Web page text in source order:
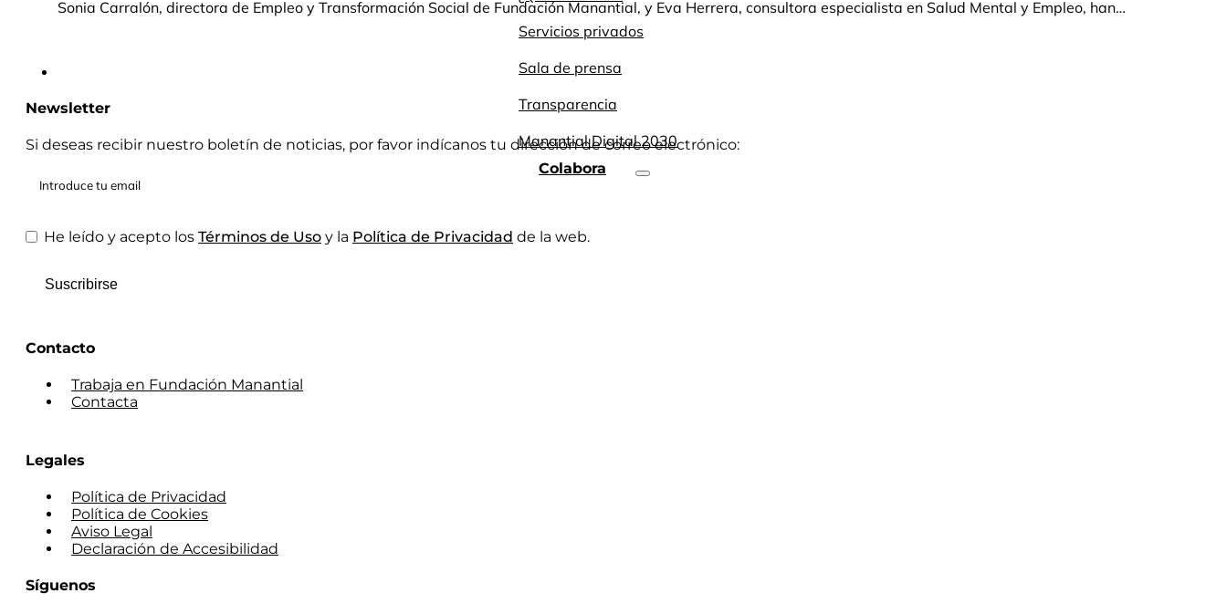
Servicios privados
Sala de prensa
Transparencia
Manantial Digital 2030
Colabora
Sonia Carralón, directora de Empleo y Transformación Social de Fundación Manantial, y Eva Herrera, consultora especialista en Salud Mental y Empleo, han…
Newsletter
Si deseas recibir nuestro boletín de noticias, por favor indícanos tu dirección de correo electrónico:
He leído y acepto los Términos de Uso y la Política de Privacidad de la web.
Suscribirse
Contacto
Trabaja en Fundación Manantial
Contacta
Legales
Política de Privacidad
Política de Cookies
Aviso Legal
Declaración de Accesibilidad
Síguenos